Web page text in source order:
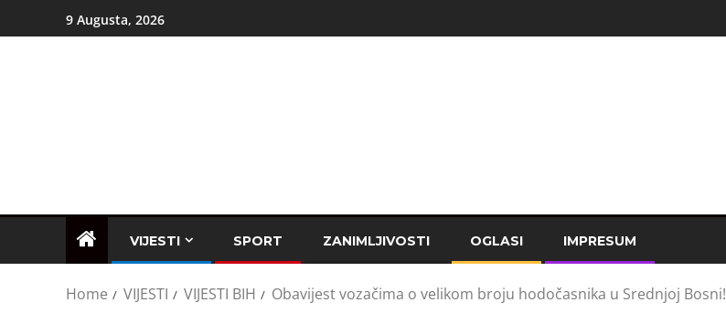
9 Augusta, 2026
VIJESTI SPORT ZANIMLJIVOSTI OGLASI IMPRESUM
Home VIJESTI VIJESTI BIH Obavijest vozačima o velikom broju hodočasnika u Srednjoj Bosni!